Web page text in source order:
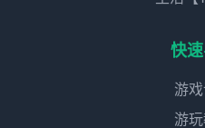
快
游
游